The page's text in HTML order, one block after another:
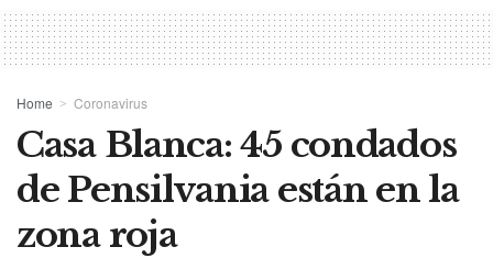
Home Coronavirus
Casa Blanca: 45 condados
de Pensilvania están en la
zona roja